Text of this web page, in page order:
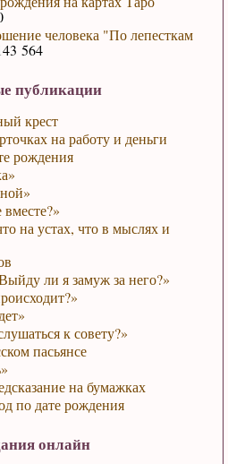
человека "По лепесткам
564
публикации
крест
на работу и деньги
рождения
на устах, что в мыслях и
ли я замуж за него?»
к совету?»
пасьянсе
на бумажках
по дате рождения
онлайн